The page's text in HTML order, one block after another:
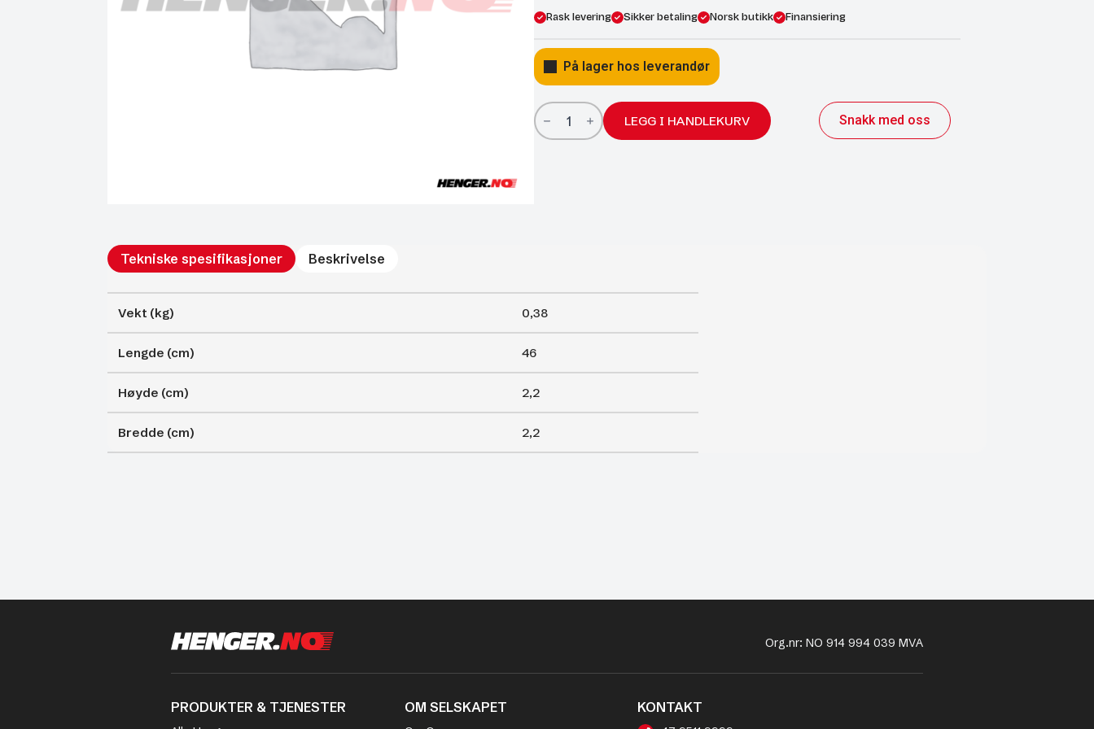
Rask levering Sikker betaling Norsk butikk Finansiering
På lager hos leverandør
Gassfjærer
Arctic
22/10;
LEGG I HANDLEKURV Snakk med oss
Tekniske spesifikasjoner Beskrivelse
Vekt (kg) 0,38
Lengde (cm) 46
Høyde (cm) 2,2
Bredde (cm) 2,2
Org.nr: NO 914 994 039 MVA
PRODUKTER & TJENESTER OM SELSKAPET KONTAKT